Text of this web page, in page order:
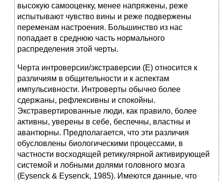
высокую самооценку, менее напряжены, реже
испытывают чувство вины и реже подвержены
переменам настроения. Большинство из нас
попадает в среднюю часть нормального
распределения этой черты.
Черта интроверсии/экстраверсии (Е) относится к
различиям в общительности и к аспектам
импульсивности. Интроверты обычно более
сдержаны, рефлексивны и спокойны.
Экстравертированные люди, как правило, более
активны, уверены в себе, беспечны, властны и
авантюрны. Предполагается, что эти различия
обусловлены биологическими процессами, в
частности восходящей ретикулярной активирующей
системой и лобными долями головного мозга
(Eysenck & Eysenck, 1985). Имеются данные, что